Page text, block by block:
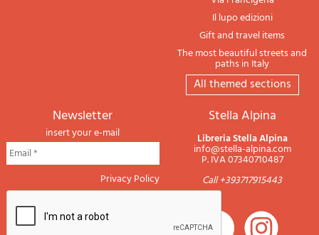
Il lupo edizioni
Gift and travel items
The most beautiful streets and
paths in Italy
All themed sections
newsletter
insert your e-mail
Privacy Policy
Stella Alpina
Libreria Stella Alpina
info@stella-alpina.com
P. IVA 07340710487
Call +393717915443